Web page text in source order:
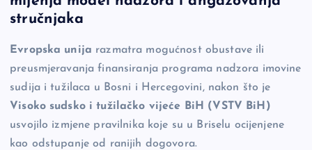
b
o
k
Li
k
stručnjaka
Evropska unija razmatra mogućnost obustave ili
preusmjeravanja finansiranja programa nadzora imovine
sudija i tužilaca u Bosni i Hercegovini, nakon što je
Visoko sudsko i tužilačko vijeće BiH (VSTV BiH)
usvojilo izmjene pravilnika koje su u Briselu ocijenjene
kao odstupanje od ranijih dogovora.